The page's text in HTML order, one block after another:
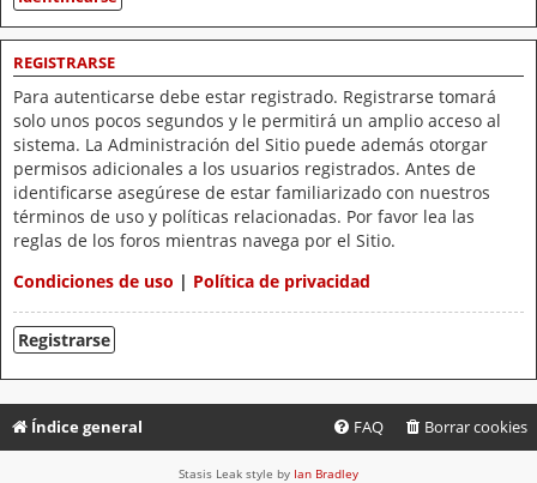
REGISTRARSE
Para autenticarse debe estar registrado. Registrarse tomará
solo unos pocos segundos y le permitirá un amplio acceso al
sistema. La Administración del Sitio puede además otorgar
permisos adicionales a los usuarios registrados. Antes de
identificarse asegúrese de estar familiarizado con nuestros
términos de uso y políticas relacionadas. Por favor lea las
reglas de los foros mientras navega por el Sitio.
Condiciones de uso | Política de privacidad
Registrarse
Índice general Borrar cookies
FAQ
Stasis Leak style by Ian Bradley